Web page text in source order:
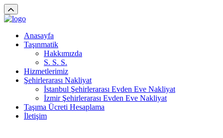
Anasayfa
Taşınmatik
Hakkımızda
S. S. S.
Hizmetlerimiz
Şehirlerarası Nakliyat
İstanbul Şehirlerarası Evden Eve Nakliyat
İzmir Şehirlerarası Evden Eve Nakliyat
Taşıma Ücreti Hesaplama
İletişim